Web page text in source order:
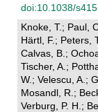
doi:10.1038/
Knoke, T.; Paul,
Härtl, F.; Peters,
Calvas, B.;
Tischer, A.;
W.; Velescu, A.;
Mosandl, R.;
Verburg, P. H.;